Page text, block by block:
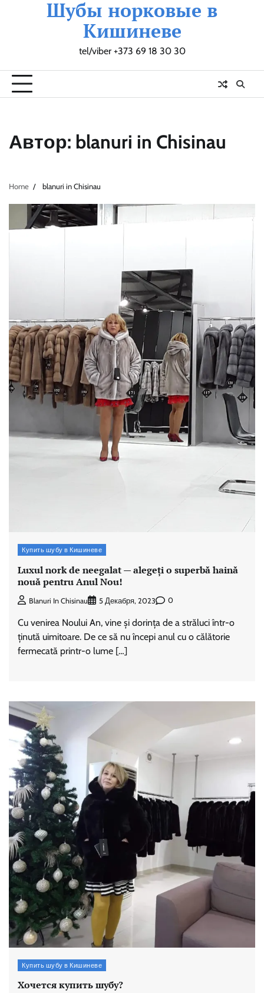
Шубы норковые в
Кишиневе
tel/viber +373 69 18 30 30
Главная
КакКорзина
Магазин
МойОформление
Фото
Автор: blanuri in Chisinau
Home blanuri in Chisinau
Купить шубу в Кишиневе
Luxul nork de neegalat — alegeți o superbă haină
nouă pentru Anul Nou!
Blanuri In Chisinau 5 Декабря, 2023 0
Cu venirea Noului An, vine și dorința de a străluci într-o
ținută uimitoare. De ce să nu începi anul cu o călătorie
fermecată printr-o lume […]
Купить шубу в Кишиневе
Хочется купить шубу?